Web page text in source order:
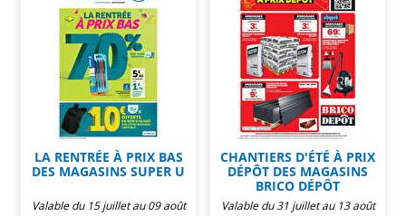
LA RENTRÉE À PRIX BAS
DES MAGASINS SUPER U
Valable du 15 juillet au 09 août
CHANTIERS D'ÉTÉ À PRIX
DÉPÔT DES MAGASINS
BRICO DÉPÔT
Valable du 31 juillet au 13 août